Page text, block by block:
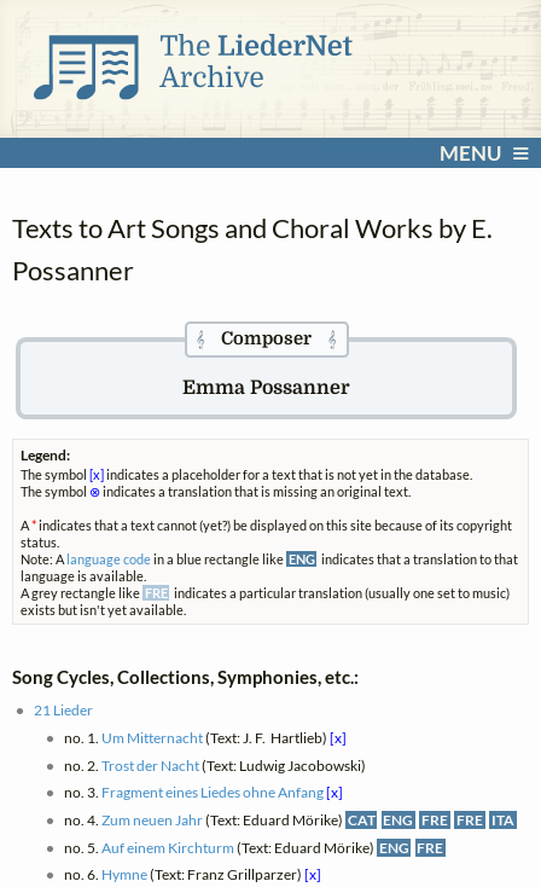
MENU
Texts to Art Songs and Choral Works by E.
Possanner
𝄞Composer 𝄞
Emma Possanner
Legend:
The symbol [x] indicates a placeholder for a text that is not yet in the database.
The symbol ⊗indicates a translation that is missing an original text.
A*indicates that a text cannot (yet?) be displayed on this site because of its copyright
status.
Note: A language codein a blue rectangle like ENG indicates that a translation to that
language is available.
A grey rectangle like FRE indicates a particular translation (usually one set to music)
exists but isn't yet available.
Song Cycles, Collections, Symphonies, etc.:
21 Lieder
no. 1. Um Mitternacht(Text: J. F. ‎ Hartlieb) [x]
no. 2. Trost der Nacht(Text: Ludwig Jacobowski)
no. 3. Fragment eines Liedes ohne Anfang[x]
no. 4. Zum neuen Jahr(Text: Eduard Mörike) CAT ENG FRE FRE ITA
no. 5. Auf einem Kirchturm (Text: Eduard Mörike) ENG FRE
no. 6. Hymne(Text: Franz Grillparzer) [x]